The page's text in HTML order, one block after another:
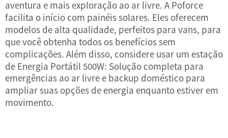
aventura e mais exploração ao ar livre. A Poforce
facilita o início com painéis solares. Eles oferecem
modelos de alta qualidade, perfeitos para vans, para
que você obtenha todos os benefícios sem
complicações. Além disso, considere usar um estação
de Energia Portátil 500W: Solução completa para
emergências ao ar livre e backup doméstico para
ampliar suas opções de energia enquanto estiver em
movimento.